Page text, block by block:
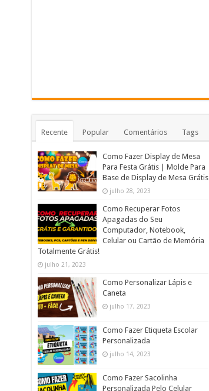
Recente Popular Comentários Tags
Como Fazer Display de Mesa
Para Festa Grátis | Molde Para
Base de Display de Mesa Grátis
julho 28, 2023
Como Recuperar Fotos
Apagadas do Seu
Computador, Notebook,
Celular ou Cartão de Memória
Totalmente Grátis!
julho 21, 2023
Como Personalizar Lápis e
Caneta
julho 17, 2023
Como Fazer Etiqueta Escolar
Personalizada
julho 14, 2023
Como Fazer Sacolinha
Personalizada Pelo Celular